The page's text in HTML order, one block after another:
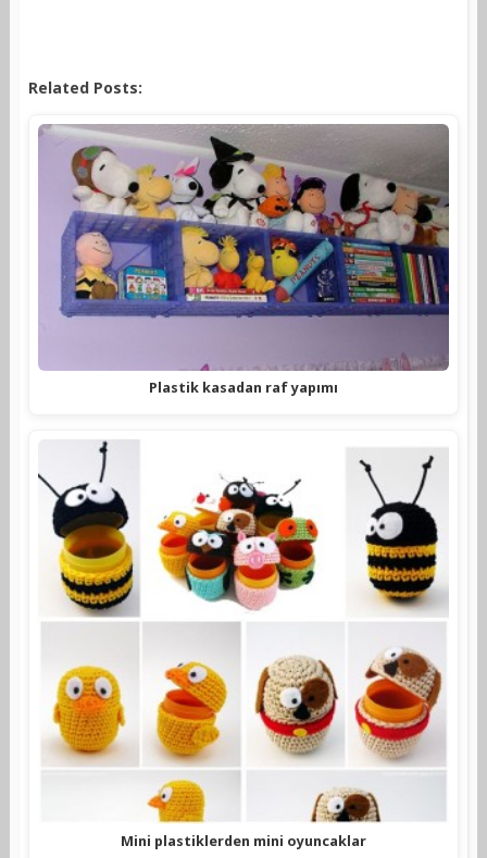
Related Posts:
Plastik kasadan raf yapımı
Mini plastiklerden mini oyuncaklar